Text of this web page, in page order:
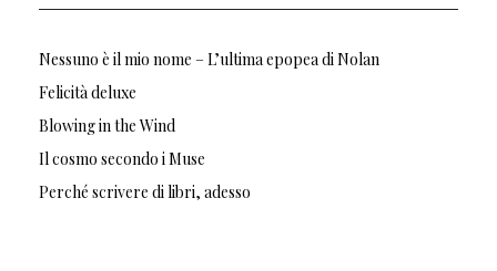
Nessuno è il mio nome – L’ultima epopea di Nolan
Felicità deluxe
Blowing in the Wind
Il cosmo secondo i Muse
Perché scrivere di libri, adesso